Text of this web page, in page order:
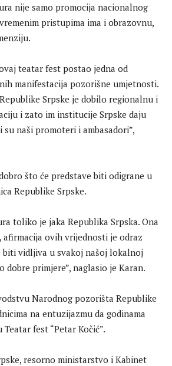
nije samo promocija nacionalnog
pristupima ima i obrazovnu,
teatar fest postao jedna od
manifestacija pozorišne umjetnosti.
Srpske je dobilo regionalnu i
i zato im institucije Srpske daju
su naši promoteri i ambasadori”,
što će predstave biti odigrane u
Republike Srpske.
toliko je jaka Republika Srpska. Ona
afirmacija ovih vrijednosti je odraz
biti vidljiva u svakoj našoj lokalnoj
dobre primjere”, naglasio je Karan.
Narodnog pozorišta Republike
na entuzijazmu da godinama
fest “Petar Kočić”.
resorno ministarstvo i Kabinet